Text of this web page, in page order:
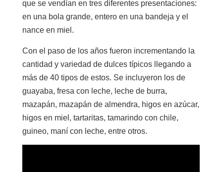
que se vendían en tres diferentes presentaciones:
en una bola grande, entero en una bandeja y el
nance en miel.
Con el paso de los años fueron incrementando la
cantidad y variedad de dulces típicos llegando a
más de 40 tipos de estos. Se incluyeron los de
guayaba, fresa con leche, leche de burra,
mazapán, mazapán de almendra, higos en azúcar,
higos en miel, tartaritas, tamarindo con chile,
guineo, maní con leche, entre otros.